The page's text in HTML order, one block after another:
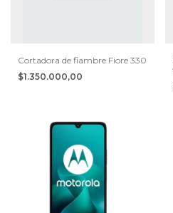
Cortadora de fiambre Fiore 330
$1.350.000,00